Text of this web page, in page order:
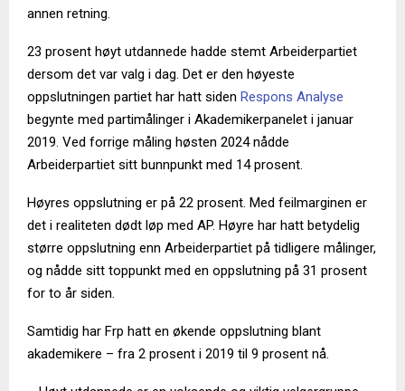
annen retning.
23 prosent høyt utdannede hadde stemt Arbeiderpartiet
dersom det var valg i dag. Det er den høyeste
oppslutningen partiet har hatt siden Respons Analyse
begynte med partimålinger i Akademikerpanelet i januar
2019. Ved forrige måling høsten 2024 nådde
Arbeiderpartiet sitt bunnpunkt med 14 prosent.
Høyres oppslutning er på 22 prosent. Med feilmarginen er
det i realiteten dødt løp med AP. Høyre har hatt betydelig
større oppslutning enn Arbeiderpartiet på tidligere målinger,
og nådde sitt toppunkt med en oppslutning på 31 prosent
for to år siden.
Samtidig har Frp hatt en økende oppslutning blant
akademikere – fra 2 prosent i 2019 til 9 prosent nå.